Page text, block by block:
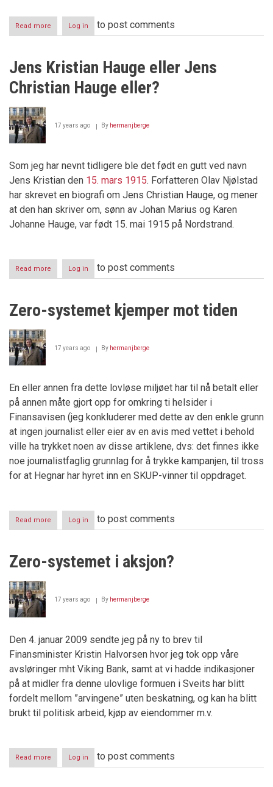
Read more
Trygdesvindleren
Log in to post comments
Jens Kristian Hauge eller Jens
Christian Hauge eller?
17 years ago By hermanjberge
Som jeg har nevnt tidligere ble det født en gutt ved navn
Jens Kristian den 15. mars 1915. Forfatteren Olav Njølstad
har skrevet en biografi om Jens Christian Hauge, og mener
at den han skriver om, sønn av Johan Marius og Karen
Johanne Hauge, var født 15. mai 1915 på Nordstrand.
Read more about
Jens
eller
Jens
eller?
Log in to post comments
Zero-systemet kjemper mot tiden
17 years ago By hermanjberge
En eller annen fra dette lovløse miljøet har til nå betalt eller
på annen måte gjort opp for omkring ti helsider i
Finansavisen (jeg konkluderer med dette av den enkle grunn
at ingen journalist eller eier av en avis med vettet i behold
ville ha trykket noen av disse artiklene, dvs: det finnes ikke
noe journalistfaglig grunnlag for å trykke kampanjen, til tross
for at Hegnar har hyret inn en SKUP-vinner til oppdraget.
Read more
Zero-
mot
tiden
Log in to post comments
Zero-systemet i aksjon?
17 years ago By hermanjberge
Den 4. januar 2009 sendte jeg på ny to brev til
Finansminister Kristin Halvorsen hvor jeg tok opp våre
avsløringer mht Viking Bank, samt at vi hadde indikasjoner
på at midler fra denne ulovlige formuen i Sveits har blitt
fordelt mellom ”arvingene” uten beskatning, og kan ha blitt
brukt til politisk arbeid, kjøp av eiendommer m.v.
Read more about
Zero-
Log in to post comments